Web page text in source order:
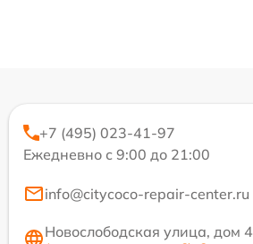
+7 (495) 023-41-97
Ежедневно с 9:00 до 21:00
info@citycoco-repair-center.ru
Новослободская улица, дом 4